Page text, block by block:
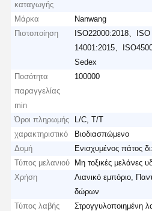
καταγωγής
Μάρκα
Nanwang
Πιστοποίηση
ISO22000:2018、
14001:2015、
Sedex
Ποσότητα
παραγγελίας
min
100000
Όροι πληρωμής
L/C, T/T
χαρακτηριστικό
Βιοδιασπώμενο
Δομή
Ενισχυμένος πάτος
Τύπος μελανιού
Μη τοξικές μελάνες
Χρήση
Λιανικό εμπόριο,
δώρων
Τύπος λαβής
Στρογγυλοποιημένη